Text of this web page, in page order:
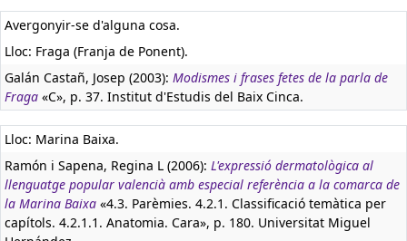
Avergonyir-se d'alguna cosa.
Lloc: Fraga (Franja de Ponent).
Galán Castañ, Josep (2003): Modismes i frases fetes de la parla de
Fraga «C», p. 37. Institut d'Estudis del Baix Cinca.
Lloc: Marina Baixa.
Ramón i Sapena, Regina L (2006): L'expressió dermatològica al
llenguatge popular valencià amb especial referència a la comarca de
la Marina Baixa «4.3. Parèmies. 4.2.1. Classificació temàtica per
capítols. 4.2.1.1. Anatomia. Cara», p. 180. Universitat Miguel